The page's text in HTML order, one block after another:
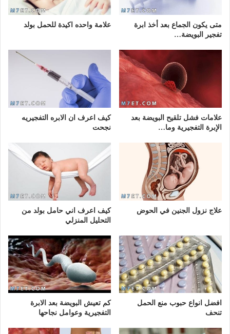
متى يكون الجماع بعد أخذ ابرة
تفجير البويضة…
علامة واحده اكيدة للحمل بولد
علامات فشل تلقيح البويضة بعد
الإبرة التفجيرية وما…
كيف اعرف ان الابره التفجيريه
نجحت
علاج نزول الجنين في الحوض
كيف اعرف اني حامل بولد من
التحليل المنزلي
افضل انواع حبوب منع الحمل
تنحف
كم تعيش البويضة بعد الابرة
التفجيرية وعوامل نجاحها